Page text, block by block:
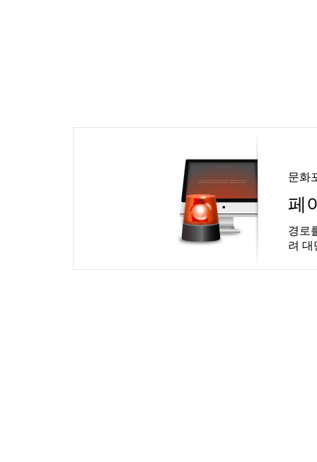
문화
페
경로
려 대